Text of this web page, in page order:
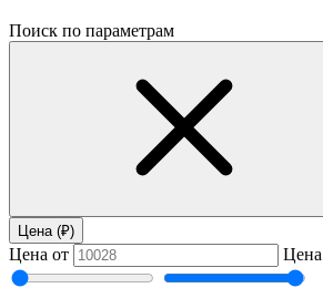
Поиск по параметрам
Цена (₽)
Цена от